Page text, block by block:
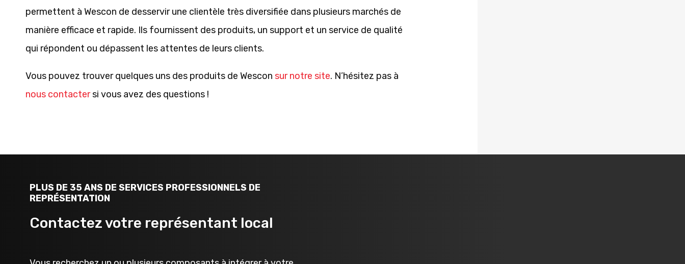
permettent à Wescon de desservir une clientèle très diversifiée dans plusieurs marchés de
manière efficace et rapide. Ils fournissent des produits, un support et un service de qualité
qui répondent ou dépassent les attentes de leurs clients.
Vous pouvez trouver quelques uns des produits de Wescon sur notre site. N’hésitez pas à
nous contactersi vous avez des questions !
PLUS DE 35 ANS DE SERVICES PROFESSIONNELS DE
REPRÉSENTATION
Contactez votre représentant local